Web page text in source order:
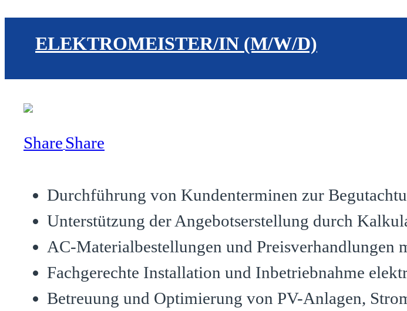
ELEKTROMEISTER/IN (M/W/D)
Share Share
Durchführung von Kundenterminen zur
Unterstützung der Angebotserstellung durch
AC-Materialbestellungen und Preisverhandlungen
Fachgerechte Installation und Inbetriebnahme
Betreuung und Optimierung von PV-Anlagen,